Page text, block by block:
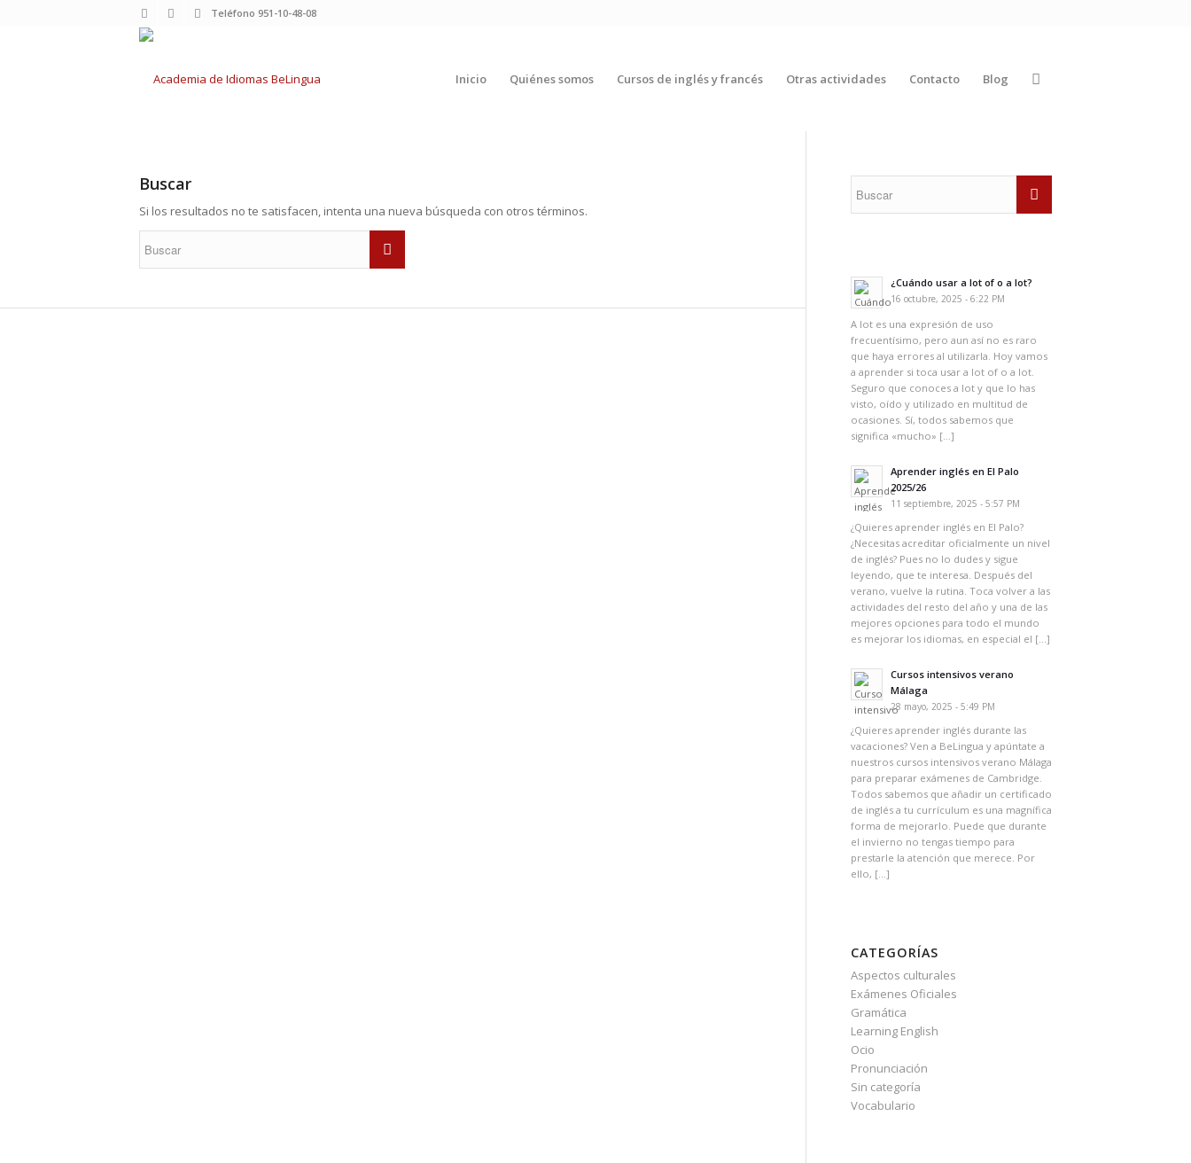
Teléfono 951-10-48-08
Inicio Quiénes somos Cursos de inglés y francés Otras actividades Contacto Blog
Buscar
Si los resultados no te satisfacen, intenta una nueva búsqueda con otros términos.
¿Cuándo usar a lot of o a lot?
16 octubre, 2025 - 6:22 PM
A lot es una expresión de uso
frecuentísimo, pero aun así no es raro
que haya errores al utilizarla. Hoy vamos
a aprender si toca usar a lot of o a lot.
Seguro que conoces a lot y que lo has
visto, oído y utilizado en multitud de
ocasiones. Sí, todos sabemos que
significa «mucho» […]
Aprender inglés en El Palo
2025/26
11 septiembre, 2025 - 5:57 PM
¿Quieres aprender inglés en El Palo?
¿Necesitas acreditar oficialmente un nivel
de inglés? Pues no lo dudes y sigue
leyendo, que te interesa. Después del
verano, vuelve la rutina. Toca volver a las
actividades del resto del año y una de las
mejores opciones para todo el mundo
es mejorar los idiomas, en especial el […]
Cursos intensivos verano
Málaga
28 mayo, 2025 - 5:49 PM
¿Quieres aprender inglés durante las
vacaciones? Ven a BeLingua y apúntate a
nuestros cursos intensivos verano Málaga
para preparar exámenes de Cambridge.
Todos sabemos que añadir un certificado
de inglés a tu currículum es una magnífica
forma de mejorarlo. Puede que durante
el invierno no tengas tiempo para
prestarle la atención que merece. Por
ello, […]
CATEGORÍAS
Aspectos culturales
Exámenes Oficiales
Gramática
Learning English
Ocio
Pronunciación
Sin categoría
Vocabulario